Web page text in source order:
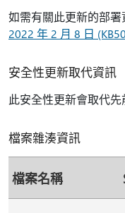
如需有關此更新的部署
2022 年 2 月 8 日
安全性更新取代資訊
此安全性更新會取代
檔案雜湊資訊
檔案名稱